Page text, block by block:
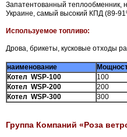
Запатентованный теплообменник,
Украине, самый высокий КПД (89-
Используемое топливо:
Дрова, брикеты, кусковые отходы
наименование
Котел WSP-100
100
Котел WSP-200
200
Котел WSP-300
300
Группа Компаний «Роза